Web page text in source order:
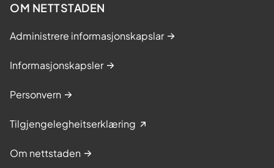
OM NETTSTADEN
Administrere informasjonskapslar
Informasjonskapsler
Personvern
Tilgjengelegheitserklæring
Om nettstaden